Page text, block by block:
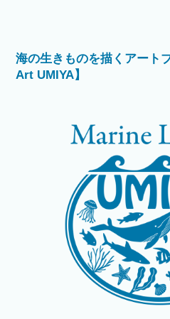
海の生きものを描くアート
Art UMIYA】